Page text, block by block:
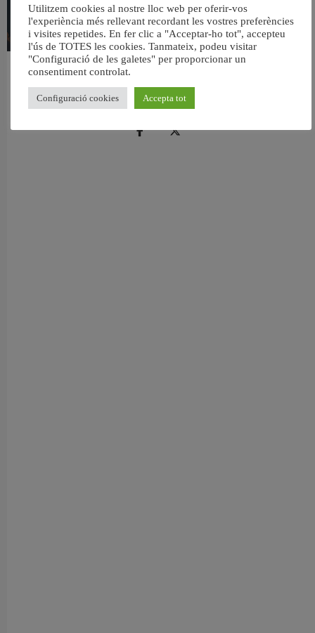
València reforça la neteja de les platges per a l’eclipsi solar del 12 d’agost
Utilitzem cookies al nostre lloc web per oferir-vos
l'experiència més rellevant recordant les vostres preferències
i visites repetides. En fer clic a "Acceptar-ho tot", accepteu
l'ús de TOTES les cookies. Tanmateix, podeu visitar
"Configuració de les galetes" per proporcionar un
consentiment controlat.
Configuració cookies Accepta tot